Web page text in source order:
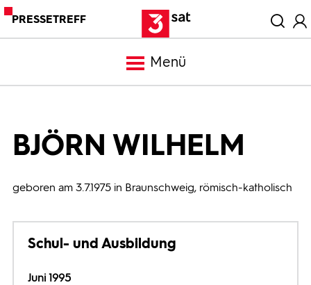
PRESSETREFF
Menü
Programm
Trailer
BJÖRN WILHELM
geboren am 3.7.1975 in Braunschweig, römisch-katholisch
Schul- und Ausbildung
Juni 1995